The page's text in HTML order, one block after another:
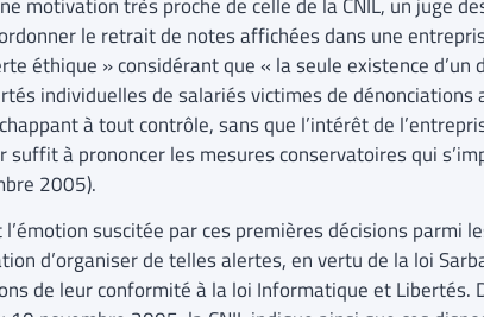
le retrait de notes affichées dans une
éthique » considérant que « la seule existence
individuelles de salariés victimes de dénonciations
à tout contrôle, sans que l’intérêt de
suffit à prononcer les mesures conservatoires qui
2005).
l’émotion suscitée par ces premières décisions parmi
d’organiser de telles alertes, en vertu de la loi
de leur conformité à la loi Informatique et Libertés.